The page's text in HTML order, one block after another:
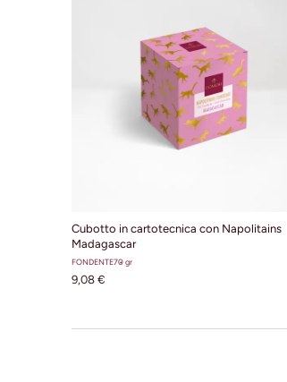
Cubotto in cartotecnica con Napolitains
Madagascar
FONDENTE70 gr
9,08 €